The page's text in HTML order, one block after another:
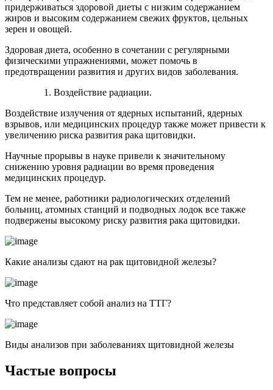
придерживаться здоровой диеты с низким содержанием
жиров и высоким содержанием свежих фруктов, цельных
зерен и овощей.
Здоровая диета, особенно в сочетании с регулярными
физическими упражнениями, может помочь в
предотвращении развития и других видов заболевания.
Воздействие радиации.
Воздействие излучения от ядерных испытаний, ядерных
взрывов, или медицинских процедур также может привести к
увеличению риска развития рака щитовидки.
Научные прорывы в науке привели к значительному
снижению уровня радиации во время проведения
медицинских процедур.
Тем не менее, работники радиологических отделений
больниц, атомных станций и подводных лодок все также
подвержены высокому риску развития рака щитовидки.
Какие анализы сдают на рак щитовидной железы?
Что представляет собой анализ на ТТГ?
Виды анализов при заболеваниях щитовидной железы
Частые вопросы